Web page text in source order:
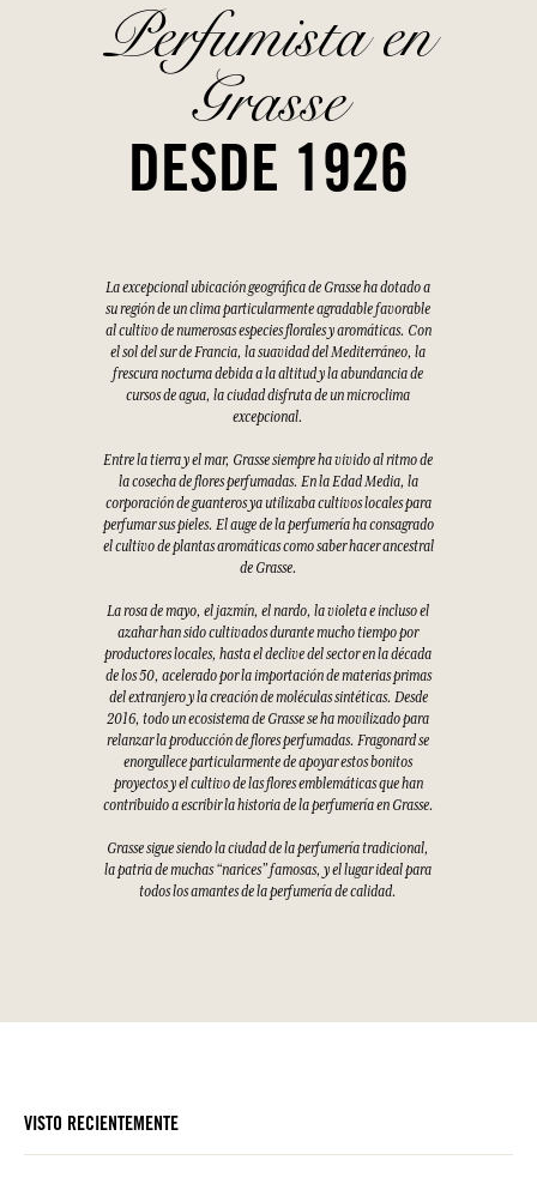
Perfumista en
Grasse
DESDE 1926
La excepcional ubicación geográfica de Grasse ha dotado a
su región de un clima particularmente agradable favorable
al cultivo de numerosas especies florales y aromáticas. Con
el sol del sur de Francia, la suavidad del Mediterráneo, la
frescura nocturna debida a la altitud y la abundancia de
cursos de agua, la ciudad disfruta de un microclima
excepcional.
Entre la tierra y el mar, Grasse siempre ha vivido al ritmo de
la cosecha de flores perfumadas. En la Edad Media, la
corporación de guanteros ya utilizaba cultivos locales para
perfumar sus pieles. El auge de la perfumería ha consagrado
el cultivo de plantas aromáticas como saber hacer ancestral
de Grasse.
La rosa de mayo, el jazmín, el nardo, la violeta e incluso el
azahar han sido cultivados durante mucho tiempo por
productores locales, hasta el declive del sector en la década
de los 50, acelerado por la importación de materias primas
del extranjero y la creación de moléculas sintéticas. Desde
2016, todo un ecosistema de Grasse se ha movilizado para
relanzar la producción de flores perfumadas. Fragonard se
enorgullece particularmente de apoyar estos bonitos
proyectos y el cultivo de las flores emblemáticas que han
contribuido a escribir la historia de la perfumería en Grasse.
Grasse sigue siendo la ciudad de la perfumería tradicional,
la patria de muchas “narices” famosas, y el lugar ideal para
todos los amantes de la perfumería de calidad.
VISTO RECIENTEMENTE